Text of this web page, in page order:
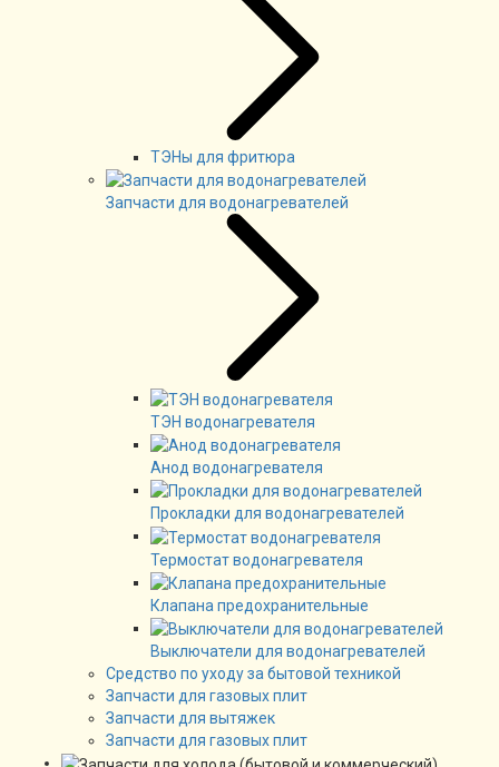
ТЭНы для фритюра
Запчасти для водонагревателей
ТЭН водонагревателя
Анод водонагревателя
Прокладки для водонагревателей
Термостат водонагревателя
Клапана предохранительные
Выключатели для водонагревателей
Средство по уходу за бытовой техникой
Запчасти для газовых плит
Запчасти для вытяжек
Запчасти для газовых плит